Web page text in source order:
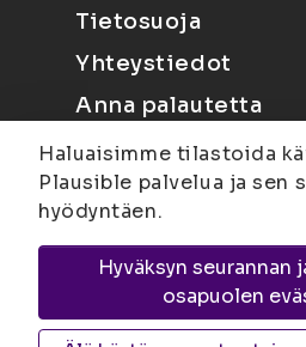
Tietosuoja
Yhteystiedot
Anna palautetta
Joensuu
Suvantokatu
KuopioYliopistonranta
Haluaisimme tilastoida
Plausible palvelua ja sen
hyödyntäen.
Hyväksyn seurannan
osapuolen